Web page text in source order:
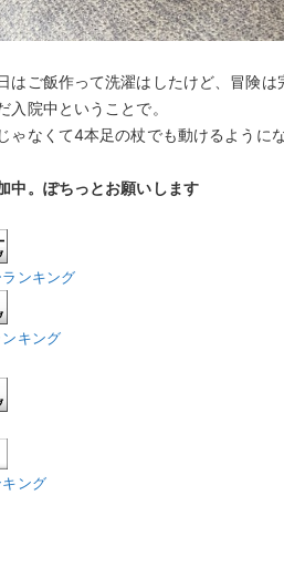
はご飯作って洗濯はしたけど、冒険は
入院中ということで。
ゃなくて4本足の杖でも動けるようにな
中。ぽちっとお願いします
ンキング
キング
ング